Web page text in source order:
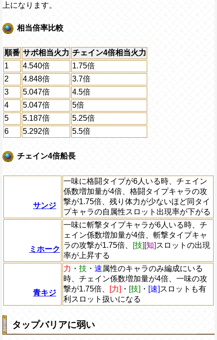
上になります。
相当倍率比較
順番 サボ相当火力 チェイン4倍相当火力
1
4.540倍
1.75倍
2
4.848倍
3.7倍
3
5.047倍
4.5倍
4
5.047倍
5倍
5
5.187倍
5.25倍
6
5.292倍 5.5倍
チェイン4倍船長
サンジ
一味に格闘タイプが6人いる時、チェイン
係数増加量が4倍、格闘タイプキャラの攻
撃が1.75倍、残り体力が少ないほど同タイ
プキャラの自属性スロット出現率が下がる
ミホーク
一味に斬撃タイプキャラが6人いる時、チ
ェイン係数増加量が4倍、斬撃タイプキャ
ラの攻撃が1.75倍、
[技] [知] スロットの出現
率が上昇する
青キジ
力 ・ 技 ・ 速属性のキャラのみ編成にいる
時、チェイン係数増加量が4倍、一味の攻
撃が1.75倍、
[力] ・ [技] ・ [速] スロットも有
利スロット扱いになる
タップバリアに弱い